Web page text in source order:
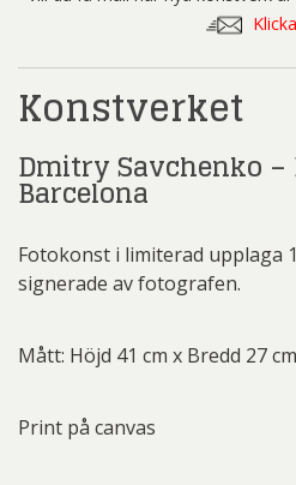
Barcelona
Konstverket
Dmitry Savchenko
Barcelona
Fotokonst i limiterad upplaga
signerade av fotografen.
Mått: Höjd 41 cm x Bredd 27 cm
Print på canvas